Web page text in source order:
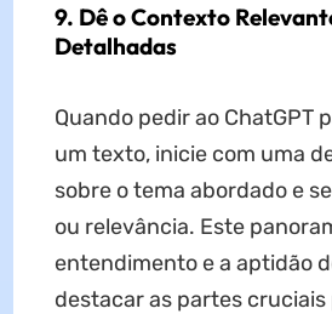
9. Dê o Contexto
Detalhadas
Quando pedir ao ChatGPT
um texto, inicie com uma
sobre o tema abordado e
ou relevância. Este
entendimento e a aptidão
destacar as partes cruciais